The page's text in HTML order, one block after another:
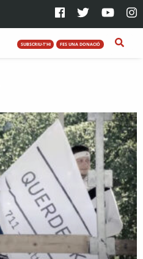
SUBSCRIU-T'HI FES UNA DONACIÓ